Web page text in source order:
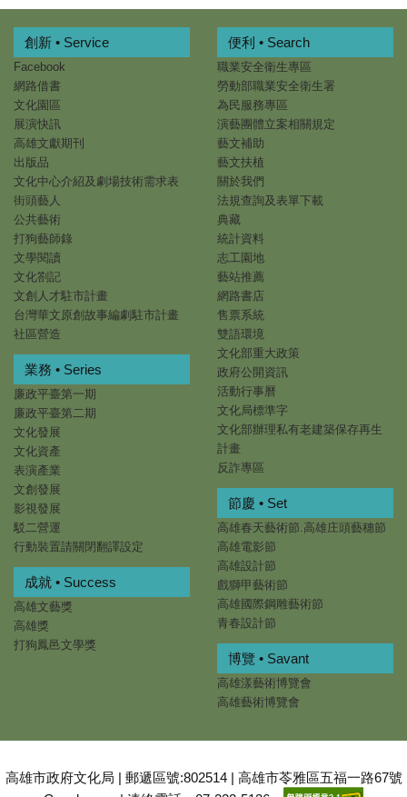
創新 • Service
Facebook
網路借書
文化園區
展演快訊
高雄文獻期刊
出版品
文化中心介紹及劇場技術需求表
街頭藝人
公共藝術
打狗藝師錄
文學閱讀
文化劄記
文創人才駐市計畫
台灣華文原創故事編劇駐市計畫
社區營造
便利 • Search
職業安全衛生專區
勞動部職業安全衛生署
為民服務專區
演藝團體立案相關規定
藝文補助
藝文扶植
關於我們
法規查詢及表單下載
典藏
統計資料
志工園地
藝站推薦
網路書店
售票系統
雙語環境
文化部重大政策
政府公開資訊
活動行事曆
文化局標準字
文化部辦理私有老建築保存再生
計畫
反詐專區
業務 • Series
廉政平臺第一期
廉政平臺第二期
文化發展
文化資產
表演產業
文創發展
影視發展
駁二營運
行動裝置請關閉翻譯設定
節慶 • Set
高雄春天藝術節.高雄庄頭藝穗節
高雄電影節
高雄設計節
戲獅甲藝術節
高雄國際鋼雕藝術節
青春設計節
成就 • Success
高雄文藝獎
高雄獎
打狗鳳邑文學獎
博覽 • Savant
高雄漾藝術博覽會
高雄藝術博覽會
高雄市政府文化局 | 郵遞區號:802514 | 高雄市苓雅區五福一路67號